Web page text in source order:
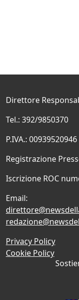
Direttore
Tel.: 392/9850370
P.IVA.: 00939520946
Registrazione
Iscrizione ROC
Email:
Privacy Policy
Cookie Policy